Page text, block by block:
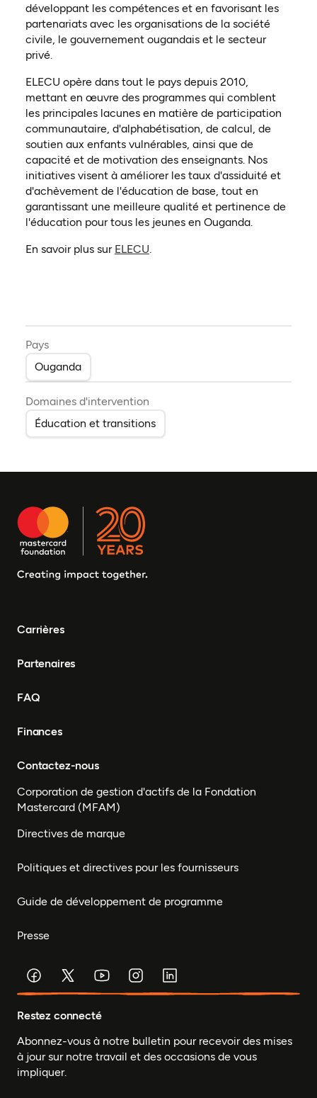
développant les compétences et en favorisant les
partenariats avec les organisations de la société
civile, le gouvernement ougandais et le secteur
privé.
ELECU opère dans tout le pays depuis 2010,
mettant en œuvre des programmes qui comblent
les principales lacunes en matière de participation
communautaire, d'alphabétisation, de calcul, de
soutien aux enfants vulnérables, ainsi que de
capacité et de motivation des enseignants. Nos
initiatives visent à améliorer les taux d'assiduité et
d'achèvement de l'éducation de base, tout en
garantissant une meilleure qualité et pertinence de
l'éducation pour tous les jeunes en Ouganda.
En savoir plus sur ELECU(ouvre dans un nouvel onglet)
Pays
Ouganda
Domaines d'intervention
Éducation et transitions
Carrières
Partenaires
FAQ
Finances
Contactez-nous
Corporation de gestion d'actifs de la Fondation
Mastercard (MFAM)
Directives de marque
Politiques et directives pour les fournisseurs
Guide de développement de programme
Presse
Restez connecté
Abonnez-vous à notre bulletin pour recevoir des mises
à jour sur notre travail et des occasions de vous
impliquer.